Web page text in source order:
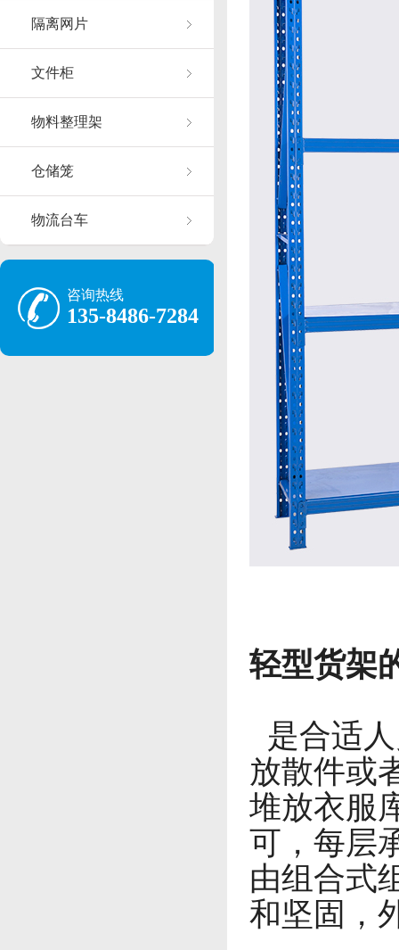
隔离网片
文件柜
物料整理架
仓储笼
物流台车
咨询热线
135-8486-7284
轻型货架
是合适
放散件或
堆放衣服
可，每层
由组合式
和坚固，